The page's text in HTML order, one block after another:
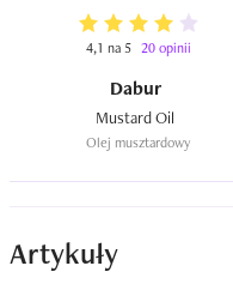
4,1 na 5 20 opinii
Dabur
Olej musztardowy
Artykuły